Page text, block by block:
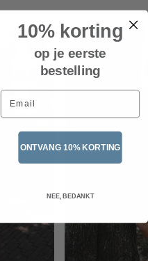
10% korting
op je eerste
bestelling
Email
ONTVANG 10% KORTING
NEE, BEDANKT